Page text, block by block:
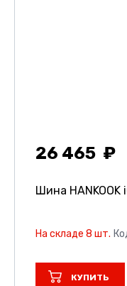
26 465
Шина HANKOOK
На складе 8 шт.
КУПИТЬ